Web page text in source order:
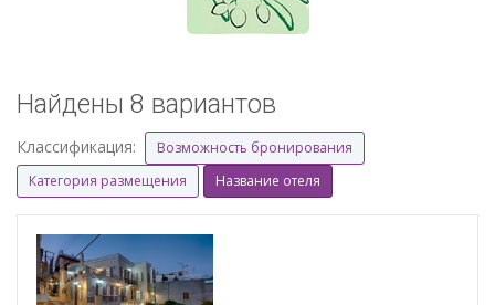
Найдены 8 вариантов
Классификация:
Возможность бронирования
Категория размещения
Название отеля